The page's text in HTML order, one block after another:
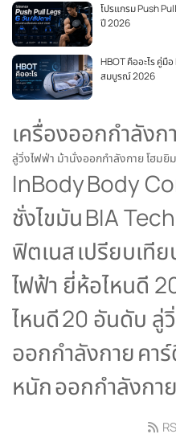
โปรแกรม Push
ปี 2026
HBOT คืออะไร คู่
สมบูรณ์ 2026
เครื่องออกกำลังก
ลู่วิ่งไฟฟ่า ม้านั่งออกกำลังกายโฮมยิม
InBodyBody
ชั่งไขมันBIA
ฟิตเนสเปรียบเที
ไฟฟ้า ยี่ห้อไหนดี
ไหนดี20 อันดับ ลู่
ออกกำลังกายคา
หนักออกกำลังกา